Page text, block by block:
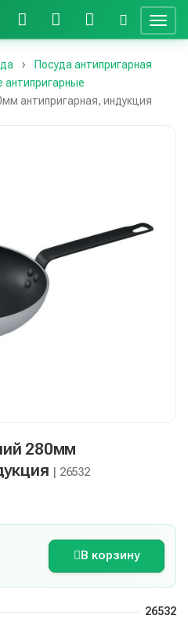
Посуда антипригарная
антипригарная, индукция
280мм
| 26532
В корзину
26532